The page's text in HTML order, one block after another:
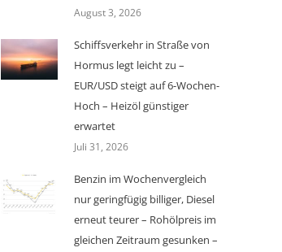
August 3, 2026
Schiffsverkehr in Straße von
Hormus legt leicht zu –
EUR/USD steigt auf 6-Wochen-
Hoch – Heizöl günstiger
erwartet
Juli 31, 2026
Benzin im Wochenvergleich
nur geringfügig billiger, Diesel
erneut teurer – Rohölpreis im
gleichen Zeitraum gesunken –